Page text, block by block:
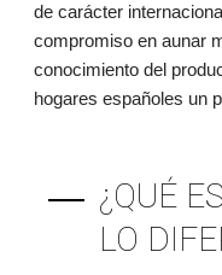
de carácter
compromiso en aunar
conocimiento del
hogares españoles un
¿QUÉ
LO